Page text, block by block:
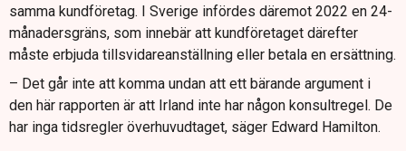
samma kundföretag. I Sverige infördes däremot 2022 en 24-
månadersgräns, som innebär att kundföretaget därefter
måste erbjuda tillsvidareanställning eller betala en ersättning.
– Det går inte att komma undan att ett bärande argument i
den här rapporten är att Irland inte har någon konsultregel. De
har inga tidsregler överhuvudtaget, säger Edward Hamilton.